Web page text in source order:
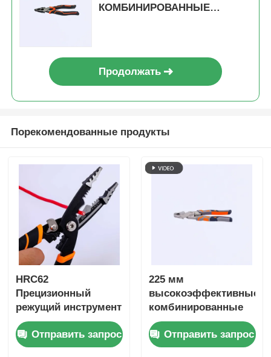
КОМБИНИРОВАННЫЕ
ЭКСЦЕНТРИКОВОЕ УСИЛИЕ
Продолжать
Порекомендованные продукты
HRC62
Прецизионный
режущий инструмент
высокой твердости -
Кусачки для
проводов и
Отправить запрос
225 мм
высокоэффективные
комбинированные
клеи
Отправить запрос